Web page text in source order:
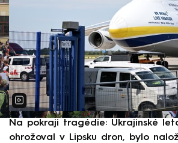
Na pokraji tragédie: Ukrajinské
ohrožoval v Lipsku dron, bylo